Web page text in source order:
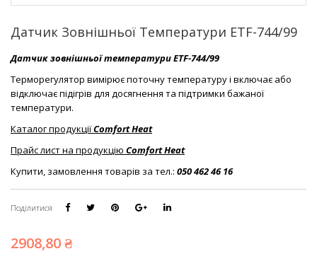
Датчик Зовнішньої Температури ETF-744/99
Датчик зовнішньої температури ETF-744/99
Терморегулятор вимірює поточну температуру і включає або
відключає підігрів для досягнення та підтримки бажаної
температури.
Каталог продукціїComfort Heat
Прайс лист на продукцію Comfort Heat
Купити, замовлення товарів за тел.: 050 462 46 16
Поділитися
2908,80₴